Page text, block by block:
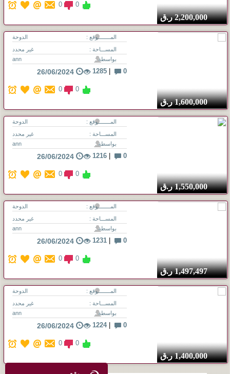
2,200,000ر.ق
0
0
1,600,000ر.ق
المــــــــوقع : الدوحة
26/06/2024
0
0
المســـاحة :
غير محدد
بواسطة :
ann
0
|
1285
1,550,000ر.ق
المــــــــوقع : الدوحة
26/06/2024
0
0
المســـاحة :
غير محدد
بواسطة :
ann
0
|
1216
1,497,497ر.ق
المــــــــوقع : الدوحة
26/06/2024
0
0
المســـاحة :
غير محدد
بواسطة :
ann
0
|
1231
1,400,000ر.ق
المــــــــوقع : الدوحة
26/06/2024
0
0
المســـاحة :
غير محدد
بواسطة :
ann
0
|
1224